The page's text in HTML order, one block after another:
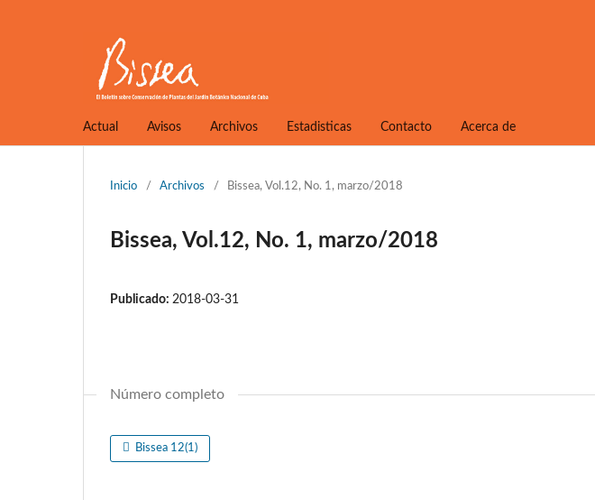
Actual Avisos Archivos Estadisticas Contacto Acerca de
Inicio / Archivos / Bissea, Vol.12, No. 1, marzo/2018
Bissea, Vol.12, No. 1, marzo/2018
Publicado: 2018-03-31
Número completo
Bissea 12(1)